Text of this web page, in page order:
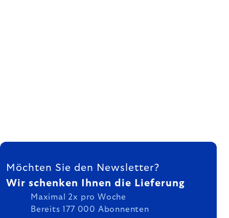
FUSSZEILE
Möchten Sie den Newsletter?
Wir schenken Ihnen die Lieferung
Maximal 2x pro Woche
Bereits 177 000 Abonnenten